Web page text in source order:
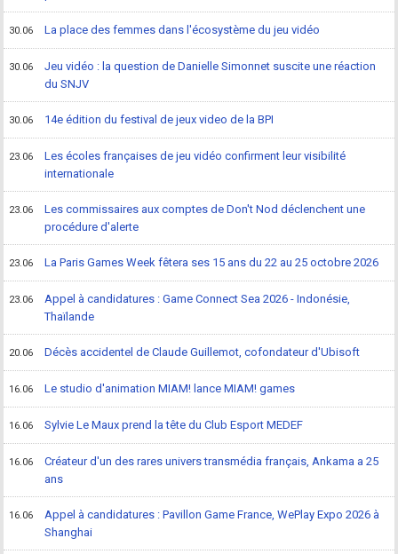
30.06 La place des femmes dans l'écosystème du jeu vidéo
30.06
Jeu vidéo : la question de Danielle Simonnet suscite une réaction
du SNJV
30.06 14e édition du festival de jeux video de la BPI
23.06
Les écoles françaises de jeu vidéo confirment leur visibilité
internationale
23.06
Les commissaires aux comptes de Don't Nod déclenchent une
procédure d'alerte
23.06 La Paris Games Week fêtera ses 15 ans du 22 au 25 octobre 2026
23.06
Appel à candidatures : Game Connect Sea 2026 - Indonésie,
Thaïlande
20.06 Décès accidentel de Claude Guillemot, cofondateur d'Ubisoft
16.06 Le studio d'animation MIAM! lance MIAM! games
16.06 Sylvie Le Maux prend la tête du Club Esport MEDEF
16.06
Créateur d'un des rares univers transmédia français, Ankama a 25
ans
16.06
Appel à candidatures : Pavillon Game France, WePlay Expo 2026 à
Shanghai